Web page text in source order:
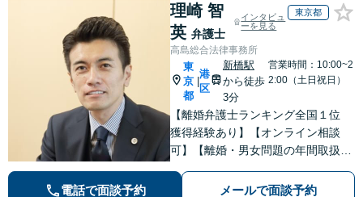
理崎 智
英 弁護士
インタビュ
ーを見る
東京都
高島総合法律事務所
東
京
都
港
区
新橋駅
から徒歩
3分
営業時間：10:00~2
2:00（土日祝日）
【離婚弁護士ランキング全国１位
獲得経験あり】【オンライン相談
可】【離婚・男女問題の年間取扱件
き寝入りしたくないという方は是非
電話で面談予約 メールで面談予約